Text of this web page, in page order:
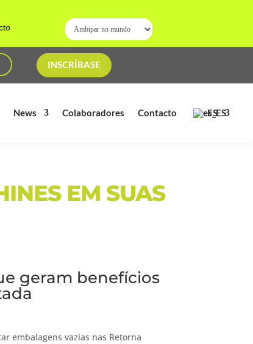
INSCRÍBASE
News Colaboradores Contacto ES
EM SUAS
geram benefícios
embalagens vazias nas Retorna